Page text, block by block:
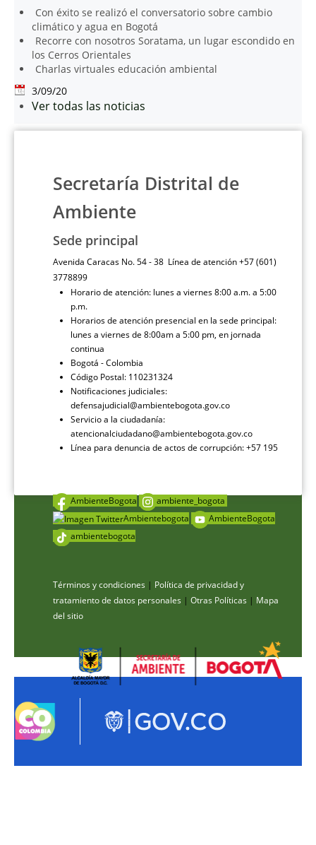
Con éxito se realizó el conversatorio sobre cambio
climático y agua en Bogotá
Recorre con nosotros Soratama, un lugar escondido en
los Cerros Orientales
Charlas virtuales educación ambiental
3/09/20
Ver todas las noticias
Secretaría Distrital de
Ambiente
Sede principal
Avenida Caracas No. 54 - 38 Línea de atención +57 (601)
3778899
Horario de atención: lunes a viernes 8:00 a.m. a 5:00
p.m.
Horarios de atención presencial en la sede principal:
lunes a viernes de 8:00am a 5:00 pm, en jornada
continua
Bogotá - Colombia
Código Postal: 110231324
Notificaciones judiciales:
defensajudicial@ambientebogota.gov.co
Servicio a la ciudadanía:
atencionalciudadano@ambientebogota.gov.co
Línea para denuncia de actos de corrupción: +57 195
AmbienteBogota
ambiente_bogota
Ambientebogota
AmbienteBogota
ambientebogota
Términos y condiciones | Política de privacidad y
tratamiento de datos personales | Otras Políticas | Mapa
del sitio